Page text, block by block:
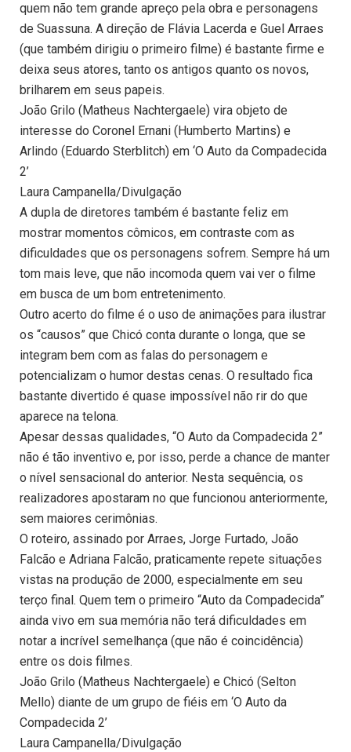
quem não tem grande apreço pela obra e personagens
de Suassuna. A direção de Flávia Lacerda e Guel Arraes
(que também dirigiu o primeiro filme) é bastante firme e
deixa seus atores, tanto os antigos quanto os novos,
brilharem em seus papeis.
João Grilo (Matheus Nachtergaele) vira objeto de
interesse do Coronel Ernani (Humberto Martins) e
Arlindo (Eduardo Sterblitch) em ‘O Auto da Compadecida
2’
Laura Campanella/Divulgação
A dupla de diretores também é bastante feliz em
mostrar momentos cômicos, em contraste com as
dificuldades que os personagens sofrem. Sempre há um
tom mais leve, que não incomoda quem vai ver o filme
em busca de um bom entretenimento.
Outro acerto do filme é o uso de animações para ilustrar
os “causos” que Chicó conta durante o longa, que se
integram bem com as falas do personagem e
potencializam o humor destas cenas. O resultado fica
bastante divertido é quase impossível não rir do que
aparece na telona.
Apesar dessas qualidades, “O Auto da Compadecida 2”
não é tão inventivo e, por isso, perde a chance de manter
o nível sensacional do anterior. Nesta sequência, os
realizadores apostaram no que funcionou anteriormente,
sem maiores cerimônias.
O roteiro, assinado por Arraes, Jorge Furtado, João
Falcão e Adriana Falcão, praticamente repete situações
vistas na produção de 2000, especialmente em seu
terço final. Quem tem o primeiro “Auto da Compadecida”
ainda vivo em sua memória não terá dificuldades em
notar a incrível semelhança (que não é coincidência)
entre os dois filmes.
João Grilo (Matheus Nachtergaele) e Chicó (Selton
Mello) diante de um grupo de fiéis em ‘O Auto da
Compadecida 2’
Laura Campanella/Divulgação